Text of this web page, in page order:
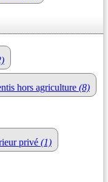
hors agriculture (8)
privé (1)